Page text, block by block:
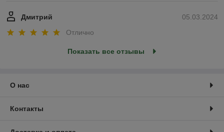
05.03.2024
Дмитрий
Отлично
Показать все отзывы
О нас
Контакты